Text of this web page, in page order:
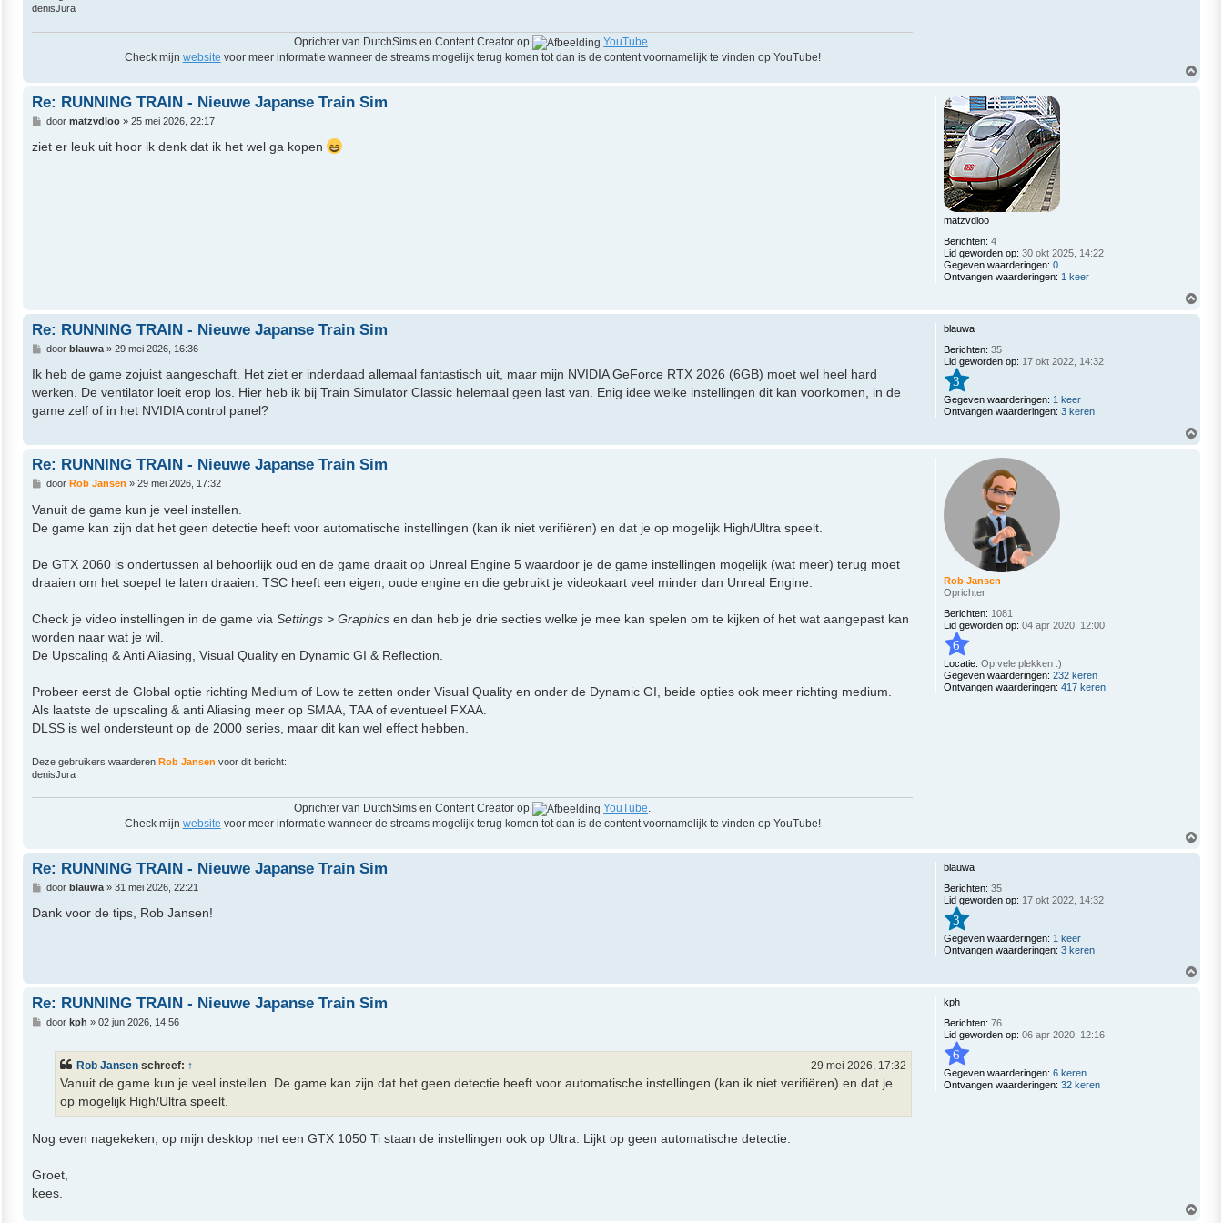
denisJura
Oprichter van DutchSims en Content Creator op YouTube.
Check mijn website voor meer informatie wanneer de streams mogelijk terug komen tot dan is de content voornamelijk te vinden op YouTube!
matzvdloo
Berichten: 4
Lid geworden op: 30 okt 2025, 14:22
Gegeven waarderingen: 0
Ontvangen waarderingen: 1 keer
Re: RUNNING TRAIN - Nieuwe Japanse Train Sim
B
r
door matzvdloo» 25 mei 2026, 22:17
ziet er leuk uit hoor ik denk dat ik het wel ga kopen
blauwa
Berichten: 35
Lid geworden op: 17 okt 2022, 14:32
3
Gegeven waarderingen: 1 keer
Ontvangen waarderingen: 3 keren
Re: RUNNING TRAIN - Nieuwe Japanse Train Sim
B
c
h
t
door blauwa» 29 mei 2026, 16:36
Ik heb de game zojuist aangeschaft. Het ziet er inderdaad allemaal fantastisch uit, maar mijn NVIDIA GeForce RTX 2026 (6GB) moet wel heel hard
werken. De ventilator loeit erop los. Hier heb ik bij Train Simulator Classic helemaal geen last van. Enig idee welke instellingen dit kan voorkomen, in de
game zelf of in het NVIDIA control panel?
Rob Jansen
Oprichter
Berichten: 1081
Lid geworden op: 04 apr 2020, 12:00
6
Locatie: Op vele plekken :)
Gegeven waarderingen: 232 keren
Ontvangen waarderingen: 417 keren
Re: RUNNING TRAIN - Nieuwe Japanse Train Sim
B
r
i
c
door Rob Jansen » 29 mei 2026, 17:32
Vanuit de game kun je veel instellen.
De game kan zijn dat het geen detectie heeft voor automatische instellingen (kan ik niet verifiëren) en dat je op mogelijk High/Ultra speelt.
De GTX 2060 is ondertussen al behoorlijk oud en de game draait op Unreal Engine 5 waardoor je de game instellingen mogelijk (wat meer) terug moet
draaien om het soepel te laten draaien. TSC heeft een eigen, oude engine en die gebruikt je videokaart veel minder dan Unreal Engine.
Check je video instellingen in de game via Settings > Graphics en dan heb je drie secties welke je mee kan spelen om te kijken of het wat aangepast kan
worden naar wat je wil.
De Upscaling & Anti Aliasing, Visual Quality en Dynamic GI & Reflection.
Probeer eerst de Global optie richting Medium of Low te zetten onder Visual Quality en onder de Dynamic GI, beide opties ook meer richting medium.
Als laatste de upscaling & anti Aliasing meer op SMAA, TAA of eventueel FXAA.
DLSS is wel ondersteunt op de 2000 series, maar dit kan wel effect hebben.
Deze gebruikers waarderen Rob Jansen voor dit bericht:
denisJura
Oprichter van DutchSims en Content Creator op YouTube.
Check mijn website voor meer informatie wanneer de streams mogelijk terug komen tot dan is de content voornamelijk te vinden op YouTube!
blauwa
Berichten: 35
Lid geworden op: 17 okt 2022, 14:32
3
Gegeven waarderingen: 1 keer
Ontvangen waarderingen: 3 keren
Re: RUNNING TRAIN - Nieuwe Japanse Train Sim
B
r
door blauwa» 31 mei 2026, 22:21
Dank voor de tips, Rob Jansen!
kph
Berichten: 76
Lid geworden op: 06 apr 2020, 12:16
6
Gegeven waarderingen: 6 keren
Ontvangen waarderingen: 32 keren
Re: RUNNING TRAIN - Nieuwe Japanse Train Sim
Bdoor kph » 02 jun 2026, 14:56
Rob Jansen schreef: ↑ 29 mei 2026, 17:32
Vanuit de game kun je veel instellen. De game kan zijn dat het geen detectie heeft voor automatische instellingen (kan ik niet verifiëren) en dat je
op mogelijk High/Ultra speelt.
Nog even nagekeken, op mijn desktop met een GTX 1050 Ti staan de instellingen ook op Ultra. Lijkt op geen automatische detectie.
Groet,
kees.